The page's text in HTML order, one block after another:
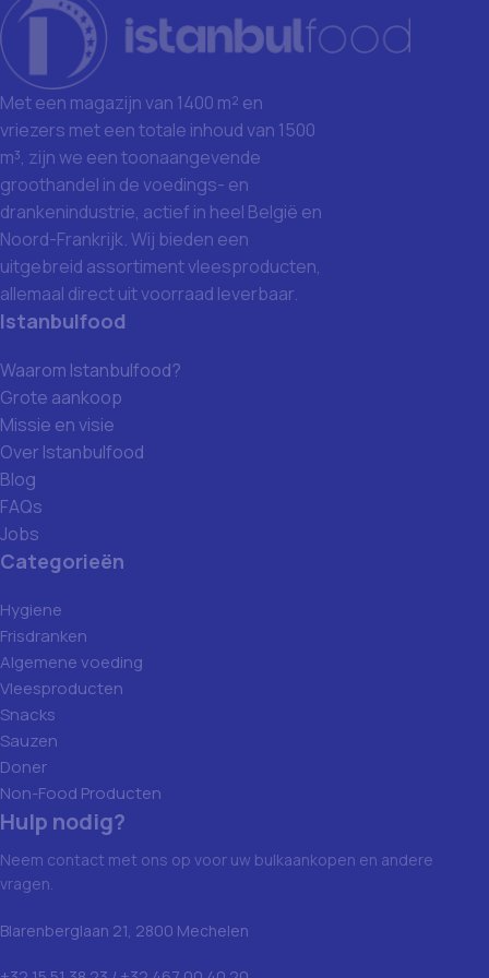
Met een magazijn van 1400 m² en
vriezers met een totale inhoud van 1500
m³, zijn we een toonaangevende
groothandel in de voedings- en
drankenindustrie, actief in heel België en
Noord-Frankrijk. Wij bieden een
uitgebreid assortiment vleesproducten,
allemaal direct uit voorraad leverbaar.
Istanbulfood
Waarom Istanbulfood?
Grote aankoop
Missie en visie
Over Istanbulfood
Blog
FAQs
Jobs
Categorieën
Hygiene
Frisdranken
Algemene voeding
Vleesproducten
Snacks
Sauzen
Doner
Non-Food Producten
Hulp nodig?
Neem contact met ons op voor uw bulkaankopen en andere
vragen.
Blarenberglaan 21, 2800 Mechelen